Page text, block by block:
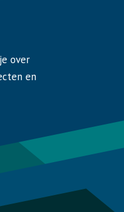
over
en